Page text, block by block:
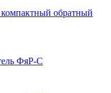
обратный
ФяР-С